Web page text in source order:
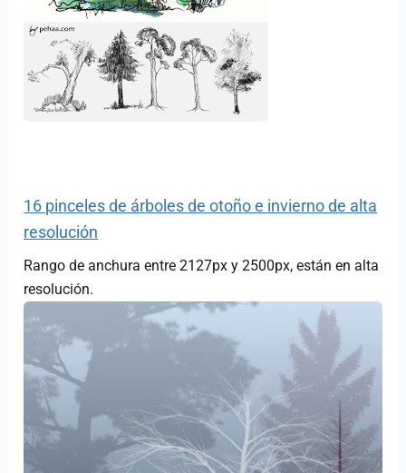
16 pinceles de árboles de otoño e invierno de alta
resolución
Rango de anchura entre 2127px y 2500px, están en alta
resolución.